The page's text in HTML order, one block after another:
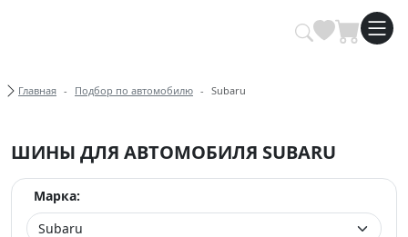
Купить автомобильные шины
Хлебные крошки
Главная Подбор по автомобилю Subaru
ШИНЫ ДЛЯ АВТОМОБИЛЯ SUBARU
Марка: